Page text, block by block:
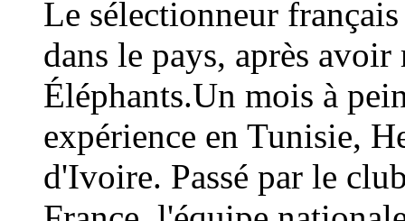
Le sélectionneur
dans le pays, après
Éléphants.Un mois à
expérience en Tunisie,
d'Ivoire. Passé par le